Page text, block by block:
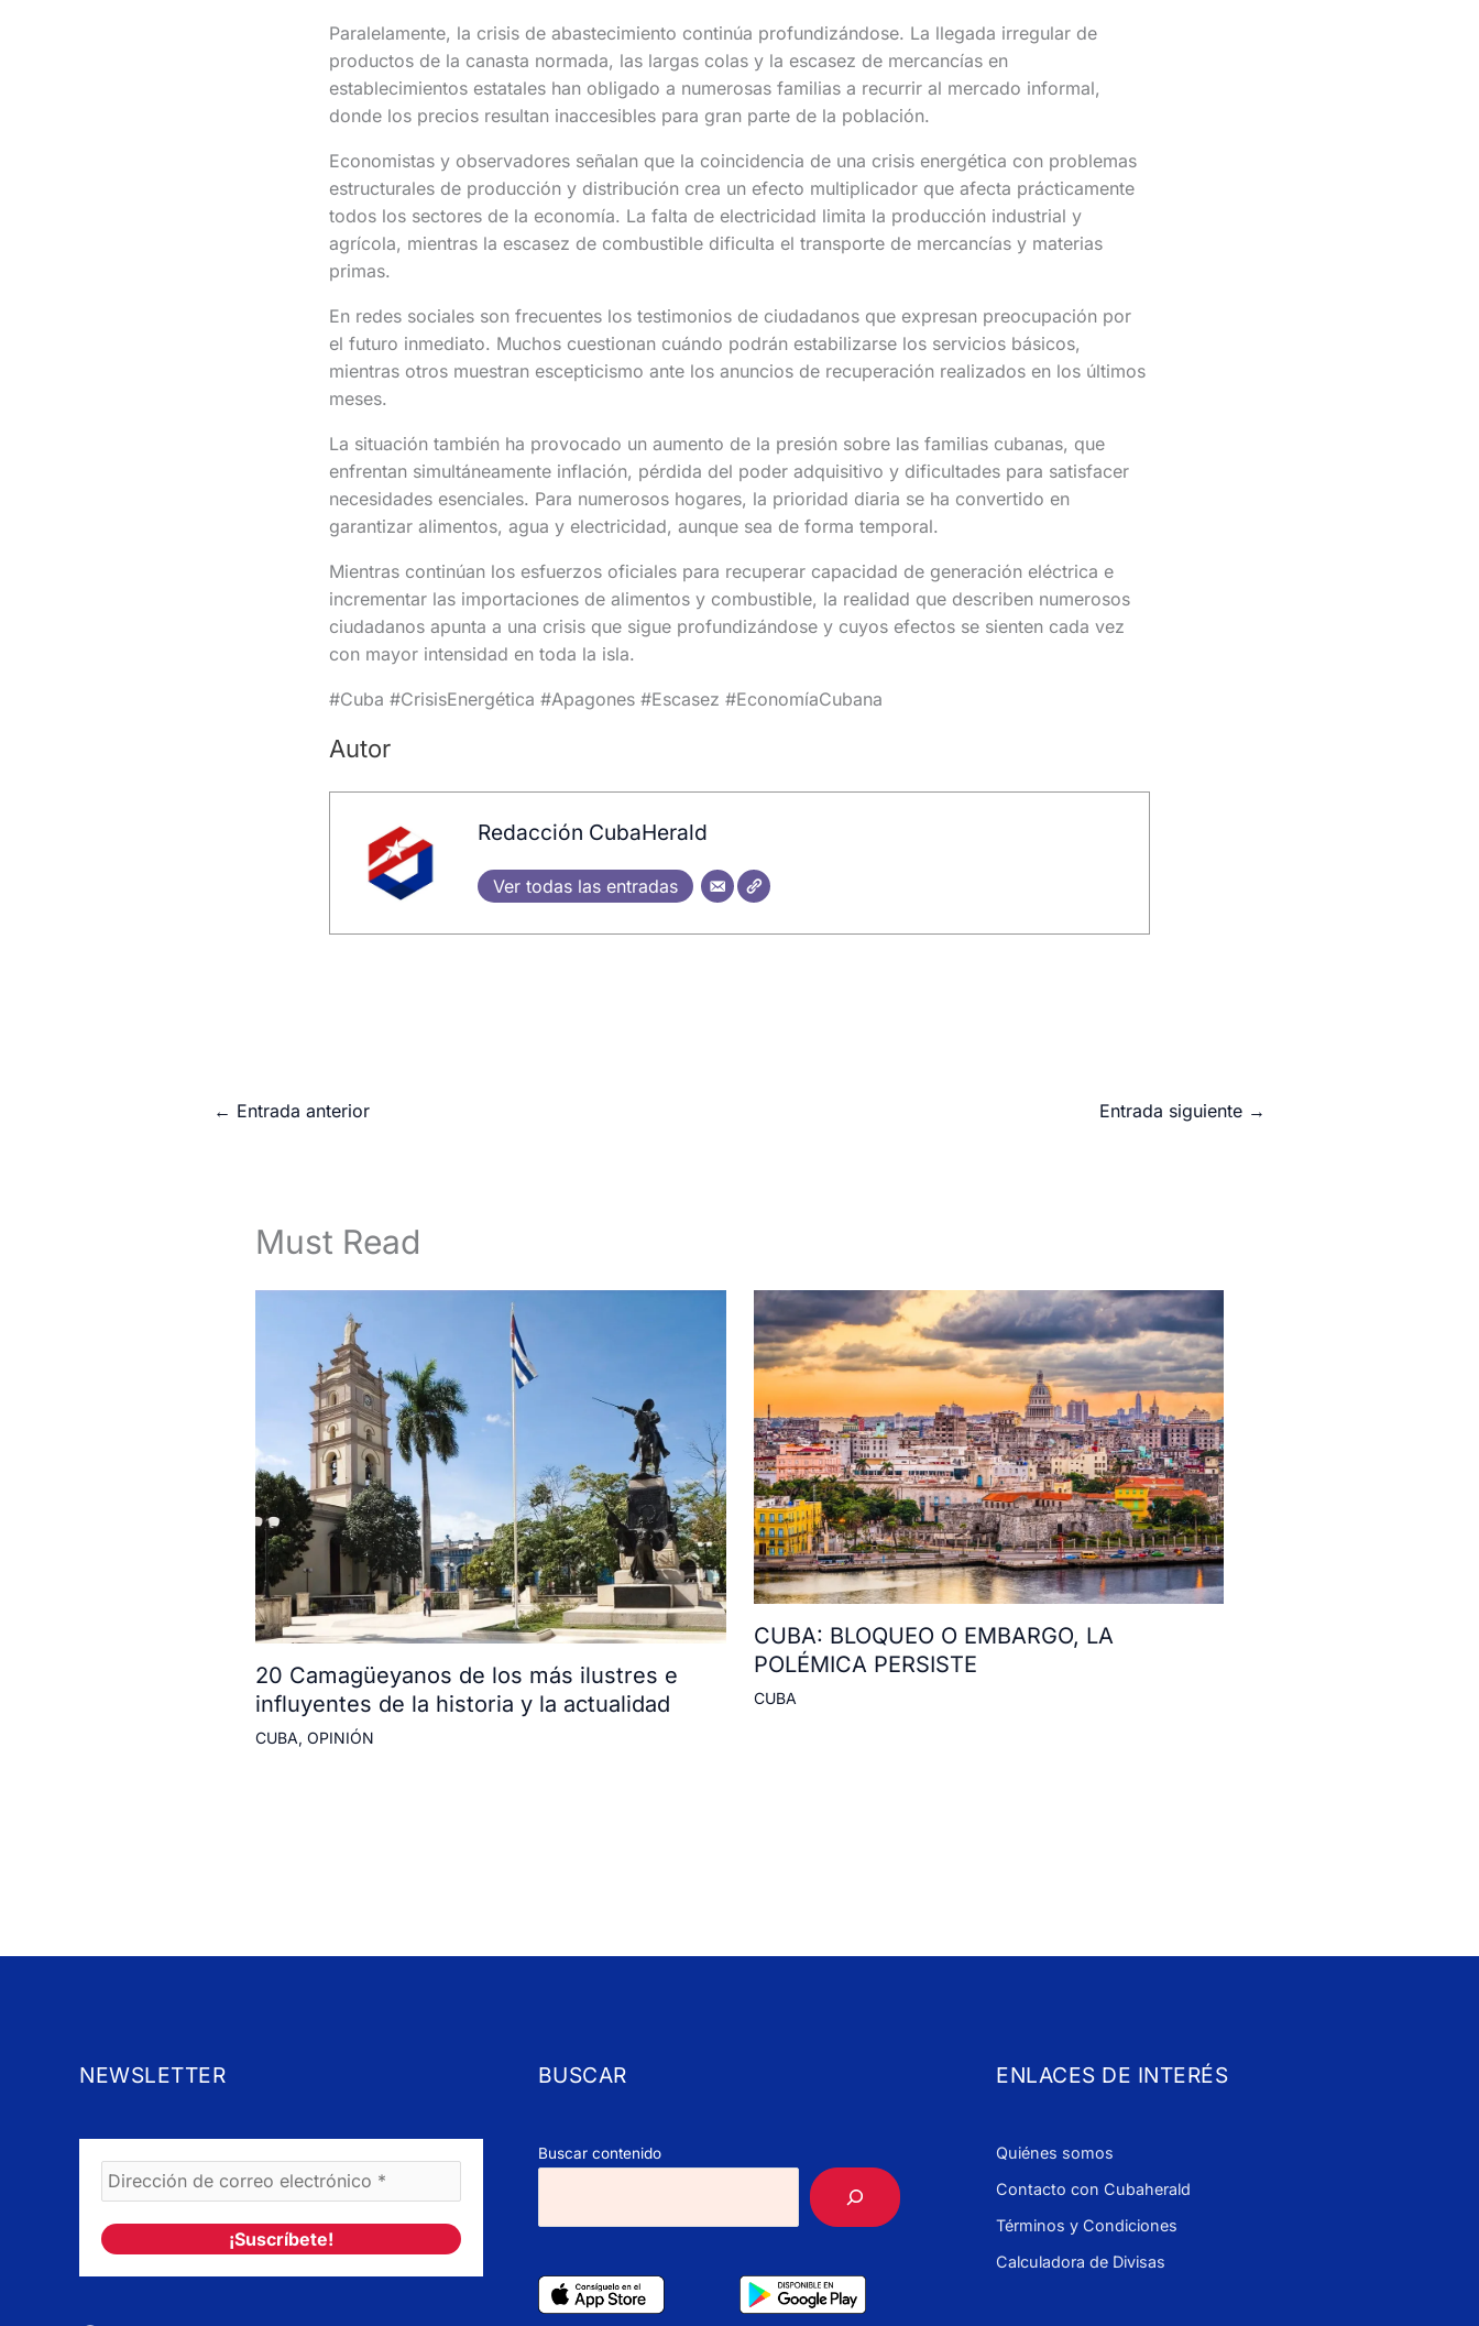
Paralelamente, la crisis de abastecimiento continúa profundizándose. La llegada irregular de
productos de la canasta normada, las largas colas y la escasez de mercancías en
establecimientos estatales han obligado a numerosas familias a recurrir al mercado informal,
donde los precios resultan inaccesibles para gran parte de la población.
Economistas y observadores señalan que la coincidencia de una crisis energética con problemas
estructurales de producción y distribución crea un efecto multiplicador que afecta prácticamente
todos los sectores de la economía. La falta de electricidad limita la producción industrial y
agrícola, mientras la escasez de combustible dificulta el transporte de mercancías y materias
primas.
En redes sociales son frecuentes los testimonios de ciudadanos que expresan preocupación por
el futuro inmediato. Muchos cuestionan cuándo podrán estabilizarse los servicios básicos,
mientras otros muestran escepticismo ante los anuncios de recuperación realizados en los últimos
meses.
La situación también ha provocado un aumento de la presión sobre las familias cubanas, que
enfrentan simultáneamente inflación, pérdida del poder adquisitivo y dificultades para satisfacer
necesidades esenciales. Para numerosos hogares, la prioridad diaria se ha convertido en
garantizar alimentos, agua y electricidad, aunque sea de forma temporal.
Mientras continúan los esfuerzos oficiales para recuperar capacidad de generación eléctrica e
incrementar las importaciones de alimentos y combustible, la realidad que describen numerosos
ciudadanos apunta a una crisis que sigue profundizándose y cuyos efectos se sienten cada vez
con mayor intensidad en toda la isla.
#Cuba #CrisisEnergética #Apagones #Escasez #EconomíaCubana
Autor
Redacción CubaHerald
Ver todas las entradas
← Entrada anterior Entrada siguiente →
Must Read
20 Camagüeyanos de los más ilustres e
influyentes de la historia y la actualidad
CUBA, OPINIÓN
CUBA: BLOQUEO O EMBARGO, LA
POLÉMICA PERSISTE
CUBA
NEWSLETTER BUSCAR
Buscar contenido
ENLACES DE INTERÉS
Quiénes somos
Contacto con Cubaherald
Términos y Condiciones
Calculadora de Divisas